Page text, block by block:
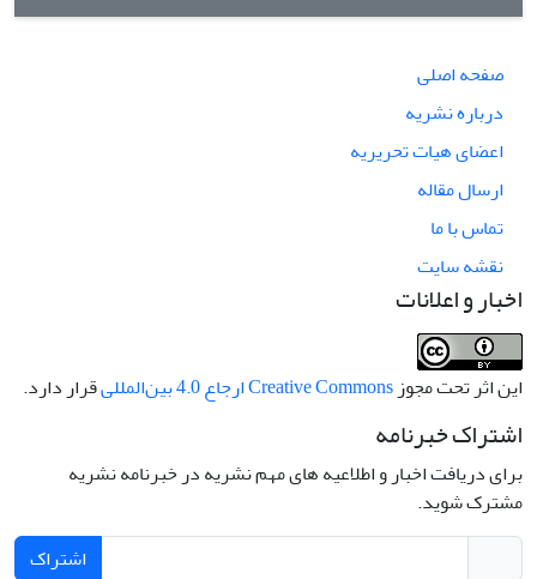
صفحه اصلی
درباره نشریه
اعضای هیات تحریریه
ارسال مقاله
تماس با ما
نقشه سایت
اخبار و اعلانات
این اثر تحت مجوزCreative Commons ارجاع 4.0 بین‌المللی قرار دارد.
اشتراک خبرنامه
برای دریافت اخبار و اطلاعیه های مهم نشریه در خبرنامه نشریه
مشترک شوید.
اشتراک